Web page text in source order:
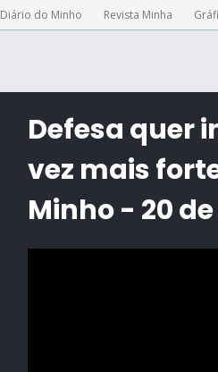
Diário do Minho Revista Minha
Defesa quer
vez mais
Minho - 20